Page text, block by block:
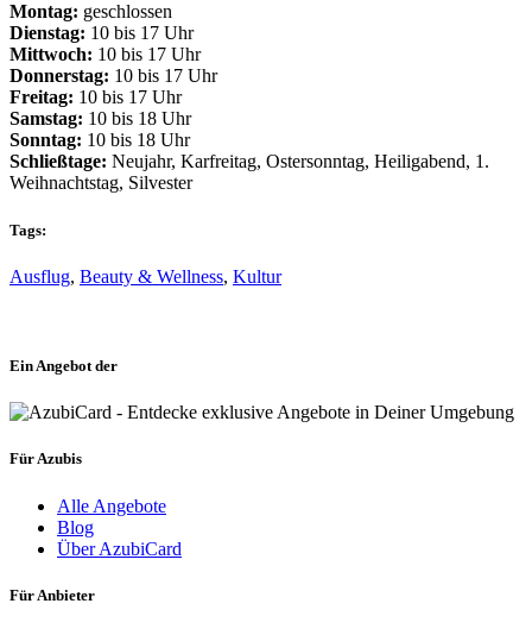
Montag: geschlossen
Dienstag: 10 bis 17 Uhr
Mittwoch: 10 bis 17 Uhr
Donnerstag: 10 bis 17 Uhr
Freitag: 10 bis 17 Uhr
Samstag: 10 bis 18 Uhr
Sonntag: 10 bis 18 Uhr
Schließtage: Neujahr, Karfreitag, Ostersonntag, Heiligabend, 1.
Weihnachtstag, Silvester
Tags:
Ausflug, Beauty & Wellness, Kultur
Ein Angebot der
Für Azubis
Alle Angebote
Blog
Über AzubiCard
Für Anbieter